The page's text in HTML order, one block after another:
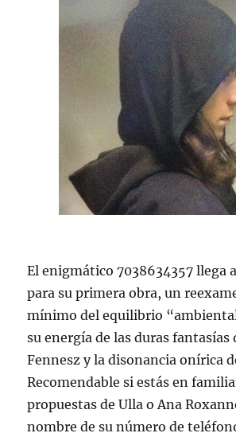
El enigmático 7038634357 llega
para su primera obra, un
mínimo del equilibrio
su energía de las duras fantasías
Fennesz y la disonancia onírica
Recomendable si estás en
propuestas de Ulla o Ana
nombre de su número de